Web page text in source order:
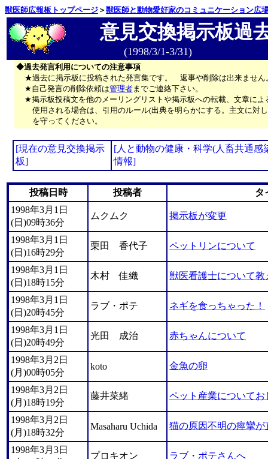
獣医師広報板トップページ ＞ 獣医師と動物愛好家のコミュニケーション広
意見交換掲示板過
(1998/3/1-3/31)
◆過去発言利用についての注意事項
★過去に掲示板に投稿された発言集です。 返事や削除は出来ません
★自己発言の削除依頼は管理者までご連絡下さい。
★掲示板投稿文を他のメーリングリストや掲示板への転載、文章によ
使用される場合は、引用のルール(出典を明らかにする。主文に対
を守ってください。
[現在の意見交換掲示
板]
[人と動物の健康・科学(人畜共通感
情報]
投稿日時 投稿者
タ
1998年3月1日
(日)09時36分
ムクムク 掲示板が変更
1998年3月1日
(日)16時29分
栗田 香代子 ペットリンについて
1998年3月1日
(日)18時15分
木村 佳織 獣医看護士について
1998年3月1日
(日)20時45分
ラブ・ポテ ネギを食っちゃった！
1998年3月1日
(日)20時49分
光田 成治 赤ちゃんについて
1998年3月2日
(月)00時05分
koto 金魚の卵
1998年3月2日
(月)18時19分
藤井菜緒 ペット産業について
1998年3月2日
(月)18時32分
Masaharu Uchida 猫の原因不明の痙攣が
1998年3月3日
プロキオン ラブ・ポテさんへ